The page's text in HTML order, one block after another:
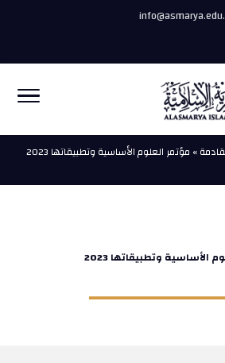
» مؤتمر العلوم الأساسية وتطبيقاتها 2023
الأساسية وتطبيقاتها 2023